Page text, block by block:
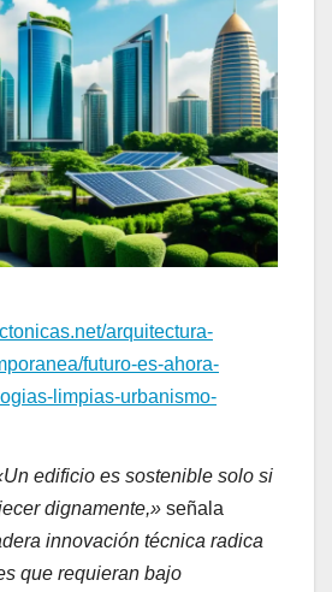
arquitectura-
futuro-es-ahora-
limpias-urbanismo-
edificio es sostenible solo si
dignamente,» señala
innovación técnica radica
que requieran bajo